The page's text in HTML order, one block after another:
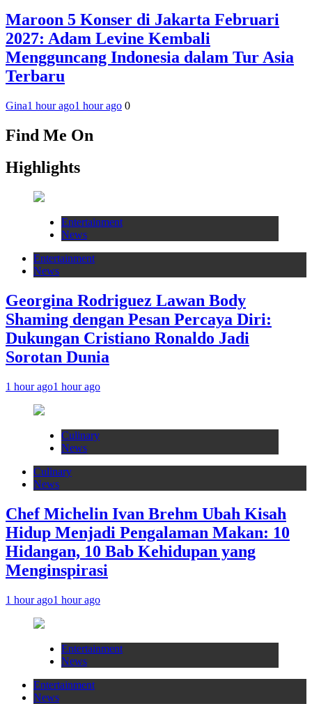
Maroon 5 Konser di Jakarta Februari
2027: Adam Levine Kembali
Mengguncang Indonesia dalam Tur Asia
Terbaru
Gina1 hour ago1 hour ago 0
Find Me On
Highlights
Entertainment
News
Entertainment
News
Georgina Rodriguez Lawan Body
Shaming dengan Pesan Percaya Diri:
Dukungan Cristiano Ronaldo Jadi
Sorotan Dunia
1 hour ago1 hour ago
Culinary
News
Culinary
News
Chef Michelin Ivan Brehm Ubah Kisah
Hidup Menjadi Pengalaman Makan: 10
Hidangan, 10 Bab Kehidupan yang
Menginspirasi
1 hour ago1 hour ago
Entertainment
News
Entertainment
News